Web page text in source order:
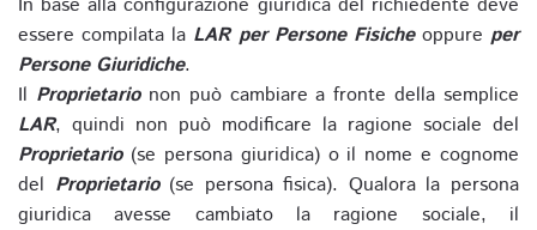
essere compilata la LAR per Persone Fisicheoppure per
Persone Giuridiche.
Il Proprietarionon può cambiare a fronte della semplice
LAR, quindi non può modificare la ragione sociale del
Proprietario(se persona giuridica) o il nome e cognome
del Proprietario(se persona fisica). Qualora la persona
giuridica avesse cambiato la ragione sociale, il